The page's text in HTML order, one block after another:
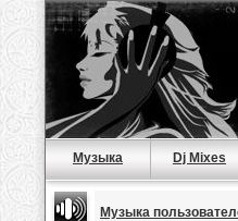
Музыка Dj Mixes
Музыка